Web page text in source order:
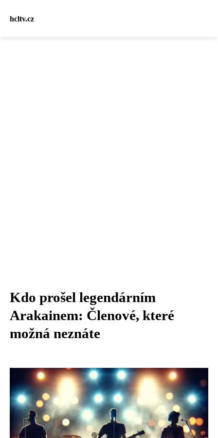
hcltv.cz
Kdo prošel legendárním
Arakainem: Členové, které
možná neznáte